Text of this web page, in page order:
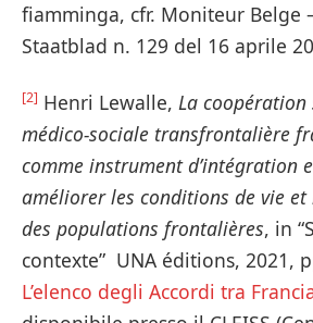
fiamminga, cfr. Moniteur Belge
Staatblad n. 129 del 16 aprile
[2] Henri Lewalle, La
médico-sociale transfrontalière
comme instrument d’intégration
améliorer les conditions de vie et
des populations frontalières, in
contexte” UNA éditions, 2021,
L’elenco degli Accordi tra